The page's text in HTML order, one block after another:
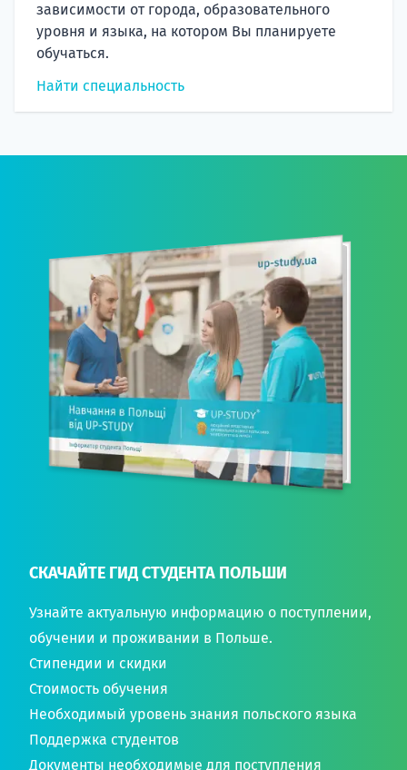
зависимости от города, образовательного
уровня и языка, на котором Вы планируете
обучаться.
Найти специальность
СКАЧАЙТЕ ГИД СТУДЕНТА ПОЛЬШИ
Узнайте актуальную информацию о поступлении,
обучении и проживании в Польше.
Стипендии и скидки
Стоимость обучения
Необходимый уровень знания польского языка
Поддержка студентов
Документы необходимые для поступления